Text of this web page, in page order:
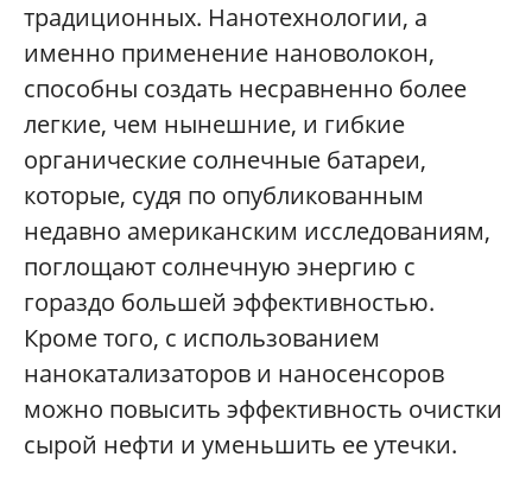
традиционных. Нанотехнологии, а
именно применение нановолокон,
способны создать несравненно более
легкие, чем нынешние, и гибкие
органические солнечные батареи,
которые, судя по опубликованным
недавно американским исследованиям,
поглощают солнечную энергию с
гораздо большей эффективностью.
Кроме того, с использованием
нанокатализаторов и наносенсоров
можно повысить эффективность очистки
сырой нефти и уменьшить ее утечки.